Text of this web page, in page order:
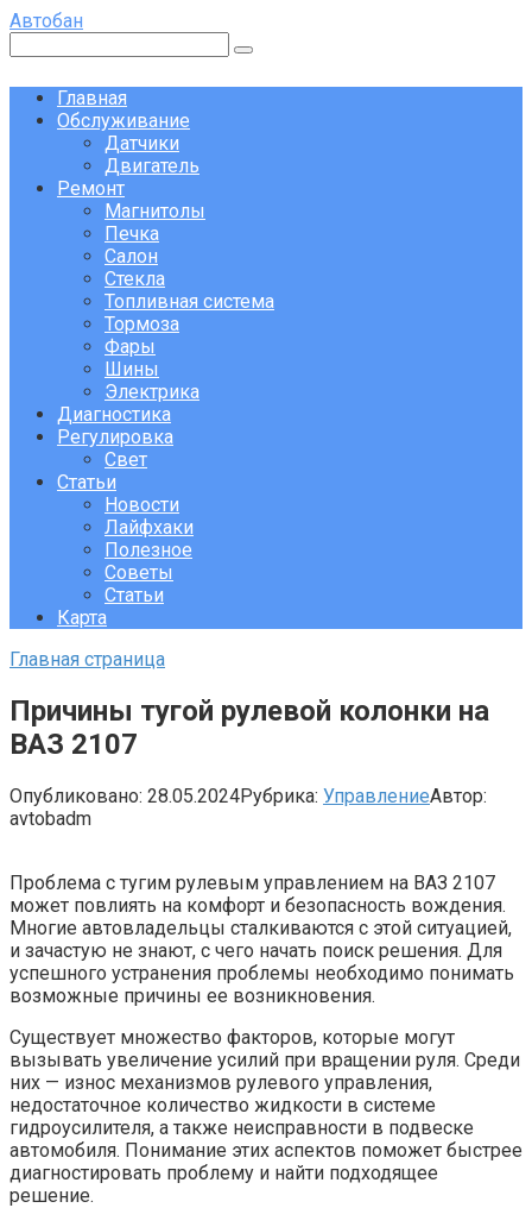
Перейти
контенту
Автобан
Главная
Обслуживание
Датчики
Двигатель
Ремонт
Магнитолы
Печка
Салон
Стекла
Топливная система
Тормоза
Фары
Шины
Электрика
Диагностика
Регулировка
Свет
Статьи
Новости
Лайфхаки
Полезное
Советы
Статьи
Карта
Главная страница
Причины тугой рулевой колонки на
ВАЗ 2107
Опубликовано: 28.05.2024Рубрика: УправлениеАвтор:
avtobadm
Проблема с тугим рулевым управлением на ВАЗ 2107
может повлиять на комфорт и безопасность вождения.
Многие автовладельцы сталкиваются с этой ситуацией,
и зачастую не знают, с чего начать поиск решения. Для
успешного устранения проблемы необходимо понимать
возможные причины ее возникновения.
Существует множество факторов, которые могут
вызывать увеличение усилий при вращении руля. Среди
них — износ механизмов рулевого управления,
недостаточное количество жидкости в системе
гидроусилителя, а также неисправности в подвеске
автомобиля. Понимание этих аспектов поможет быстрее
диагностировать проблему и найти подходящее
решение.